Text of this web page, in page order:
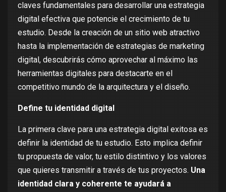
claves fundamentales para desarrollar una estrategia
digital efectiva que potencie el crecimiento de tu
estudio. Desde la creación de un sitio web atractivo
hasta la implementación de estrategias de marketing
digital, descubrirás cómo aprovechar al máximo las
herramientas digitales para destacarte en el
competitivo mundo de la arquitectura y el diseño.
Define tu identidad digital
La primera clave para una estrategia digital exitosa es
definir la identidad de tu estudio. Esto implica definir
tu propuesta de valor, tu estilo distintivo y los valores
que quieres transmitir a través de tus proyectos. Una
identidad clara y coherente te ayudará a